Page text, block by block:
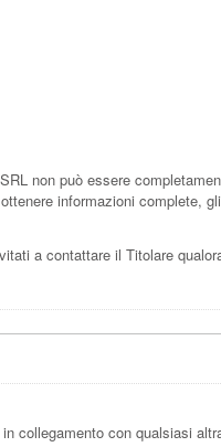
non può essere
informazioni complete,
a contattare il Titolare
collegamento con qualsiasi